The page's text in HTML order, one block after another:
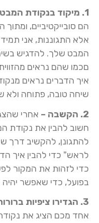
1. מיקוד בנקודת
הם סובייקטיביים,
אלא התגוננות, אני
המבט שלך. להדגיש
םכמו שהם נראים
איך הדברים נראים
שיחה טובה, פתוחה ולא
2. הקשבה –
אחרי
חשוב להבין את נקודת
להתגונן, להקשיב דרך
לראש" כדי להבין איך
כדי לזהות את המקור
בפועל, כדי שאפשר יהיה
3. הגדירו ציפיות ברורות והגיעו להסכמות –
אחד מכם הציג את